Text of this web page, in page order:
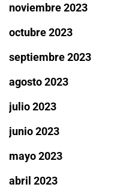
noviembre 2023
octubre 2023
septiembre 2023
agosto 2023
julio 2023
junio 2023
mayo 2023
abril 2023